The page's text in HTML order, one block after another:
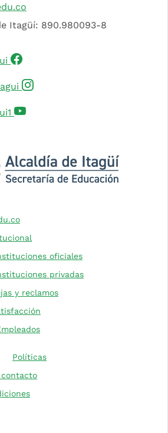
Itagüí: 890.980093-8
(Este enlace abrirá una nueva
(Este enlace abrirá una
(Este enlace abrirá una nueva
(Este enlace abrirá una nueva
oficiales(Este enlace abrirá
privadas(Este enlace abrirá
y reclamos(Este enlace abrirá una
Políticas(Este enlace abrirá una
contacto